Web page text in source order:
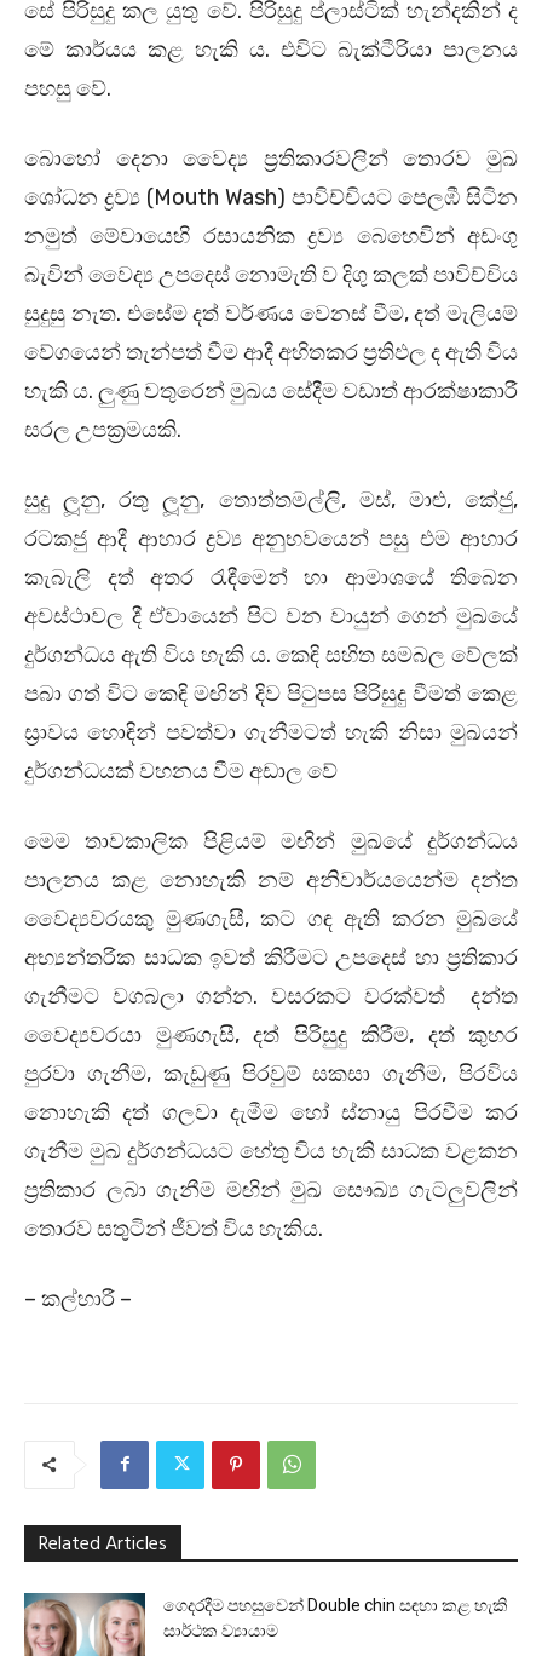
සේ පිරිසුදු කල යුතු වේ. පිරිසුදු ප්ලාස්ටික් හැන්දකින් ද
මේ කාර්යය කළ හැකි ය. එවිට බැක්ටීරියා පාලනය
පහසු වේ.
බොහෝ දෙනා වෛද්‍ය ප්‍රතිකාරවලින් තොරව මුඛ
ශෝධන ද්‍රව්‍ය (Mouth Wash) පාවිච්චියට පෙලඹී සිටින
නමුත් මේවායෙහි රසායනික ද්‍රව්‍ය බෙහෙවින් අඩංගු
බැවින් වෛද්‍ය උපදෙස්‌ නොමැති ව දිගු කලක්‌ පාවිච්චිය
සුදුසු නැත. එසේම දත් වර්ණය වෙනස් වීම, දත් මැලියම්
වේගයෙන් තැන්පත් වීම ආදී අහිතකර ප්‍රතිඵල ද ඇති විය
හැකි ය. ලුණු වතුරෙන් මුඛය සේදීම වඩාත් ආරක්‌ෂාකාරී
සරල උපක්‍රමයකි.
සුදු ලූනු, රතු ලූනු, තොත්තමල්ලි, මස්‌, මාළු, කේජු,
රටකජු ආදී ආහාර ද්‍රව්‍ය අනුභවයෙන් පසු එම ආහාර
කැබැලි දත් අතර රැඳීමෙන් හා ආමාශයේ තිබෙන
අවස්‌ථාවල දී ඒවායෙන් පිට වන වායුන් ගෙන් මුඛයේ
දුර්ගන්ධය ඇති විය හැකි ය. කෙඳි සහිත සමබල වේලක්
පබා ගත් විට කෙඳි මඟින් දිව පිටුපස පිරිසුදු වීමත් කෙළ
ස්‍රාවය හොඳින් පවත්වා ගැනීමටත් හැකි නිසා මුඛයන්
දුර්ගන්ධයක් වහනය වීම අඩාල වේ
මෙම තාවකාලික පිළියම් මඟින් මුඛයේ දුර්ගන්ධය
පාලනය කළ නොහැකි නම් අනිවාර්යයෙන්ම දන්ත
වෛද්‍යවරයකු මුණගැසී, කට ගඳ ඇති කරන මුඛයේ
අභ්‍යන්තරික සාධක ඉවත් කිරීමට උපදෙස් හා ප්‍රතිකාර
ගැනීමට වගබලා ගන්න. වසරකට වරක්වත් දන්ත
වෛද්‍යවරයා මුණගැසී, දත් පිරිසුදු කිරීම, දත් කුහර
පුරවා ගැනීම, කැඩුණු පිරවුම් සකසා ගැනීම, පිරවිය
නොහැකි දත් ගලවා දැමීම හෝ ස්නායු පිරවීම කර
ගැනීම මුඛ දුර්ගන්ධයට හේතු විය හැකි සාධක වළකන
ප්‍රතිකාර ලබා ගැනීම මඟින් මුඛ සෞඛ්‍ය ගැටලුවලින්
තොරව සතුටින් ජීවත් විය හැකිය.
– කල්හාරී –
Related Articles
ගෙදරදීම පහසුවෙන් Double chin සඳහා කළ හැකි
සාර්ථක ව්‍යායාම